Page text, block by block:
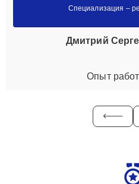
Специализация –
Дмитрий
Опыт